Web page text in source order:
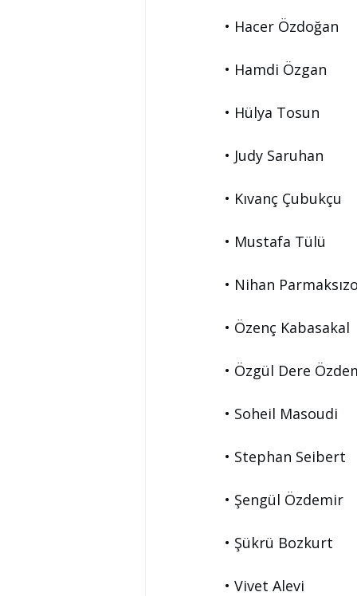
• Hacer Özdoğan
• Hamdi Özgan
• Hülya Tosun
• Judy Saruhan
• Kıvanç Çubukçu
• Mustafa Tülü
• Nihan
• Özenç Kabasakal
• Özgül Dere
• Soheil Masoudi
• Stephan Seibert
• Şengül Özdemir
• Şükrü Bozkurt
• Vivet Alevi